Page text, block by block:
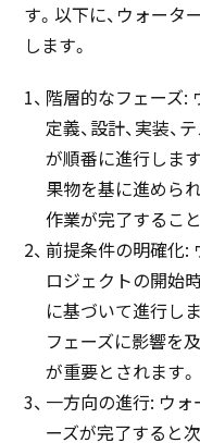
す。以下に、ウォー
します。
階層的なフェーズ:
定義、設計、実装、
が順番に進行しま
果物を基に進めら
作業が完了するこ
前提条件の明確化:
ロジェクトの開始
に基づいて進行し
フェーズに影響を
が重要とされます。
一方向の進行: ウォ
ーズが完了すると